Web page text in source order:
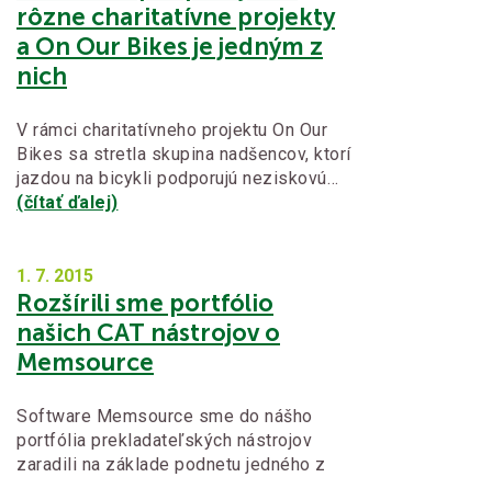
rôzne charitatívne projekty
a On Our Bikes je jedným z
nich
V rámci charitatívneho projektu On Our
Bikes sa stretla skupina nadšencov, ktorí
jazdou na bicykli podporujú neziskovú…
(čítať ďalej)
1. 7. 2015
Rozšírili sme portfólio
našich CAT nástrojov o
Memsource
Software Memsource sme do nášho
portfólia prekladateľských nástrojov
zaradili na základe podnetu jedného z